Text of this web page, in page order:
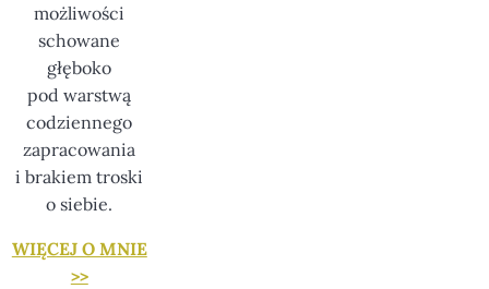
możliwości
schowane
głęboko
pod warstwą
codziennego
zapracowania
i brakiem troski
o siebie.
WIĘCEJ O MNIE
>>